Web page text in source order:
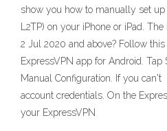
show you how to manually set
L2TP) on your iPhone or iPad.
2 Jul 2020 and above? Follow
ExpressVPN app for Android. Tap
Manual Configuration. If you can't
account credentials. On the
your ExpressVPN